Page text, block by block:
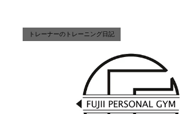
トレーナーのトレーニング日記